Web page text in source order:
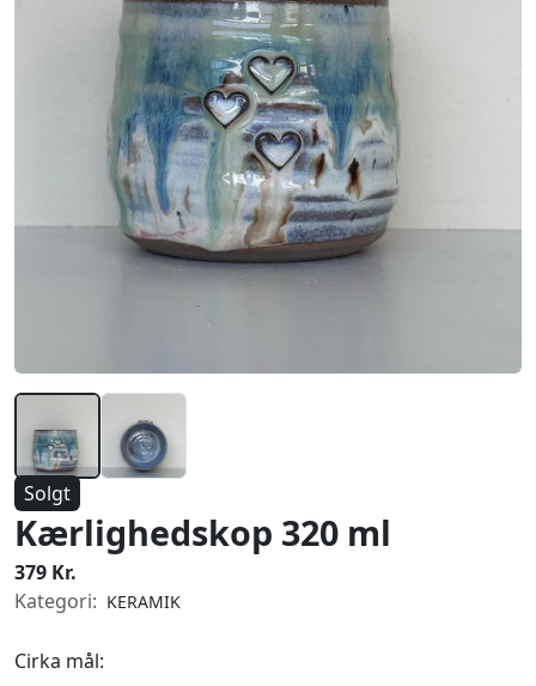
Solgt
Kærlighedskop 320 ml
379 Kr.
Kategori: KERAMIK
Cirka mål: